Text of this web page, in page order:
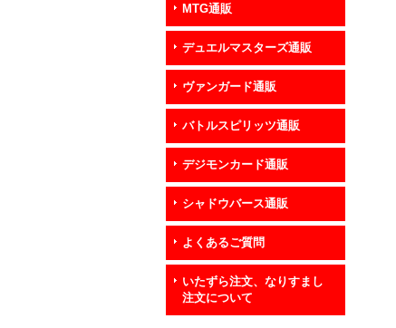
MTG通販
デュエルマスターズ通販
ヴァンガード通販
バトルスピリッツ通販
デジモンカード通販
シャドウバース通販
よくあるご質問
いたずら注文、なりすまし
注文について